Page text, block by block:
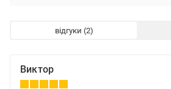
відгуки
Виктор